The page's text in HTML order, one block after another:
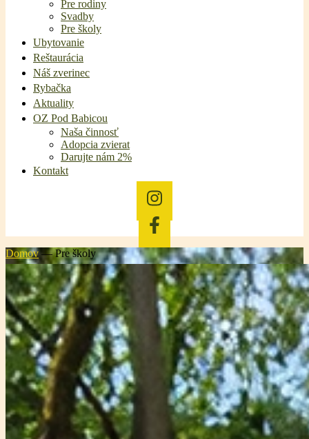
Pre rodiny
Svadby
Pre školy
Ubytovanie
Reštaurácia
Náš zverinec
Rybačka
Aktuality
OZ Pod Babicou
Naša činnosť
Adopcia zvierat
Darujte nám 2%
Kontakt
Domov—Pre školy